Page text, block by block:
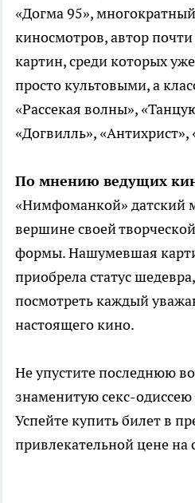
«Догма 95»,
киносмотров, автор
картин, среди которых
просто культовыми, а
«Рассекая волны»,
«Догвилль»,
По мнению ведущих
«Нимфоманкой» датский
вершине своей
формы. Нашумевшая
приобрела статус
посмотреть каждый
настоящего кино.
Не упустите последнюю
знаменитую секс-
Успейте купить билет в
привлекательной цене на